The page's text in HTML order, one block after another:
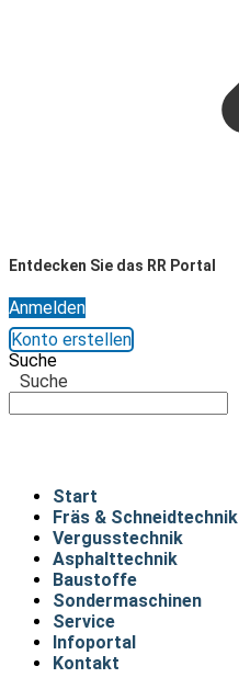
Entdecken Sie das RR Portal
Anmelden
Konto erstellen
Suche
Suche
Start
Fräs & Schneidtechnik
Vergusstechnik
Asphalttechnik
Baustoffe
Sondermaschinen
Service
Infoportal
Kontakt